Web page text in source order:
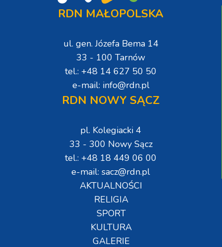
RDN MAŁOPOLSKA
ul. gen. Józefa Bema 14
33 - 100 Tarnów
tel.: +48 14 627 50 50
e-mail: info@rdn.pl
RDN NOWY SĄCZ
pl. Kolegiacki 4
33 - 300 Nowy Sącz
tel.: +48 18 449 06 00
e-mail: sacz@rdn.pl
AKTUALNOŚCI
RELIGIA
SPORT
KULTURA
GALERIE